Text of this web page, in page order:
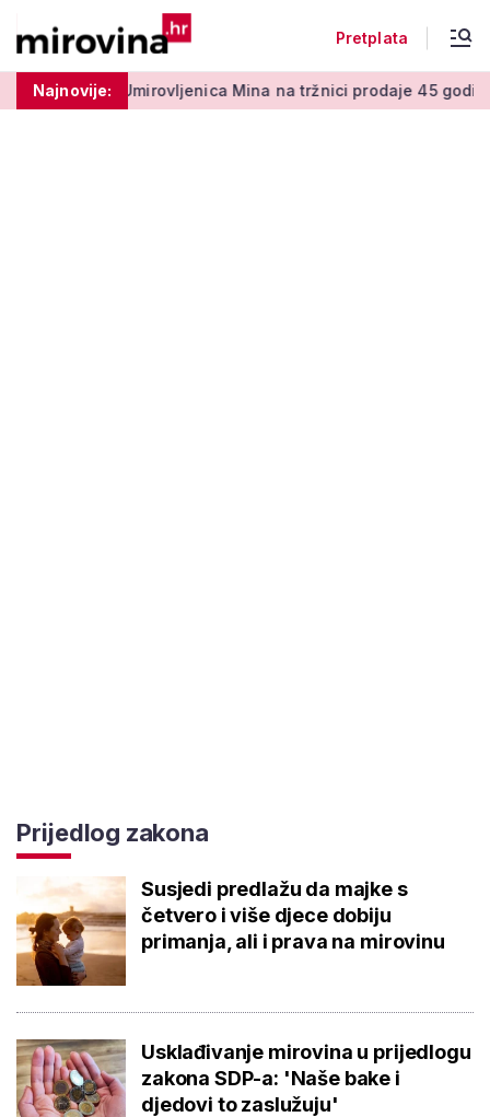
Pretplata
Najnovije:Umirovljenica Mina na tržnici prodaje 45 godina:
Prijedlog zakona
Susjedi predlažu da majke s
četvero i više djece dobiju
primanja, ali i prava na mirovinu
Usklađivanje mirovina u prijedlogu
zakona SDP-a: 'Naše bake i
djedovi to zaslužuju'